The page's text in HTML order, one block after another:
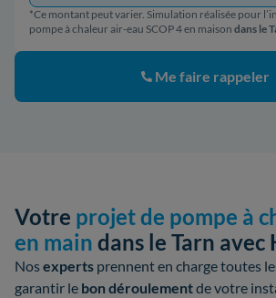
*Ce montant peut varier. Simulation réalisée pour
pompe à chaleur air-eau SCOP 4 en maison dans le
Me faire rappeler
Votre projet de pompe à
en main dans le Tarn
Nosexperts prennent en charge toutes
garantir le bon déroulementde votre